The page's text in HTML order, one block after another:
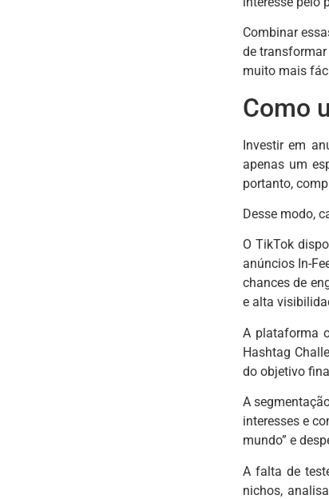
Combinar
de
muito mais
Como
Investir em
apenas um
portanto,
Desse modo,
O TikTok
anúncios In-
chances de
e alta
A plataforma
Hashtag
do objetivo
A
interesses e
mundo” e
A falta de
nichos,